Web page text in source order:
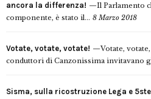
ancora la differenza!
Il Parlamento
componente, è stato il... 8 Marzo 2018
Votate, votate, votate!
Votate,
conduttori di Canzonissima invitavano
Sisma, sulla ricostruzione Lega e